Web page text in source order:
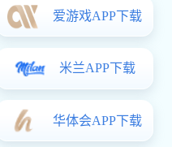
使用寿命
应用于各种产品的生产过
品质量和企业的生产效
性，延长拉伸模具的使用
料：选用高强度、高耐磨